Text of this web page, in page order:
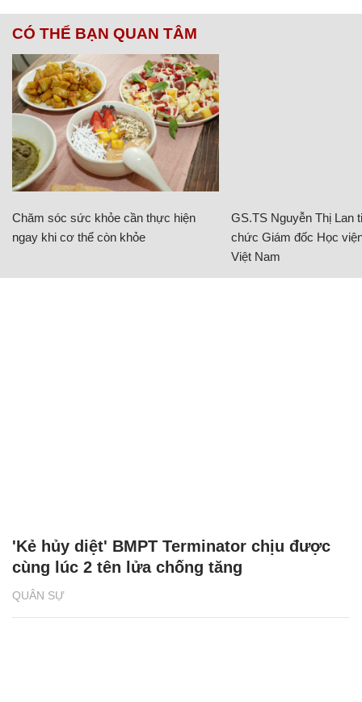
CÓ THỂ BẠN QUAN TÂM
Chăm sóc sức khỏe cần thực hiện
ngay khi cơ thể còn khỏe
GS.TS Nguyễn Thị Lan
chức Giám đốc Học
Việt Nam
QUÂN SỰ
'Kẻ hủy diệt' BMPT Terminator chịu được
cùng lúc 2 tên lửa chống tăng